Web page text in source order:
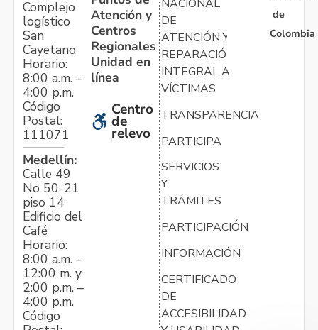
Complejo
logístico
San
Cayetano
Horario:
8:00 a.m. –
4:00 p.m.
Código
Postal:
111071
Medellín:
Calle 49
No 50-21
piso 14
Edificio del
Café
Horario:
8:00 a.m. –
12:00 m. y
2:00 p.m. –
4:00 p.m.
Código
Atención y
Centros
Regionales
Unidad en
línea
Centro
de
relevo
NACIONAL
DE
ATENCIÓN Y
REPARACIÓN
INTEGRAL A
VÍCTIMAS
TRANSPARENCIA
PARTICIPA
SERVICIOS
Y
TRÁMITES
PARTICIPACIÓN
INFORMACIÓN
CERTIFICADO
DE
ACCESIBILIDAD
de
Colombia